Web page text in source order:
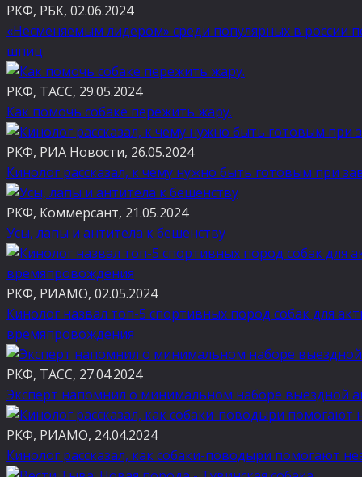
РКФ, РБК, 02.06.2024
«Несменяемым лидером» среди популярных в россии
шпиц
РКФ, ТАСС, 29.05.2024
Как помочь собаке пережить жару.
РКФ, РИА Новости, 26.05.2024
Кинолог рассказал, к чему нужно быть готовым при
РКФ, Коммерсант, 21.05.2024
Усы, лапы и антитела к бешенству
РКФ, РИАМО, 02.05.2024
Кинолог назвал топ-5 спортивных пород собак для
времяпровождения
РКФ, ТАСС, 27.04.2024
Эксперт напомнил о минимальном наборе выездной
РКФ, РИАМО, 24.04.2024
Кинолог рассказал, как собаки-поводыри помогают